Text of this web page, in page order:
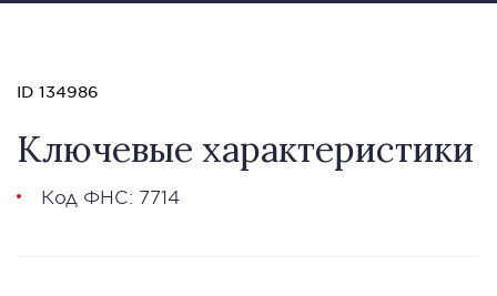
ID 134986
Ключевые характеристики
Код ФНС: 7714